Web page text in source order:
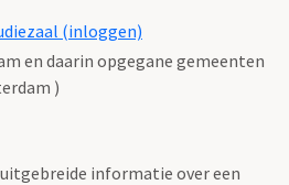
(inloggen)
en daarin opgegane gemeenten
)
informatie over een